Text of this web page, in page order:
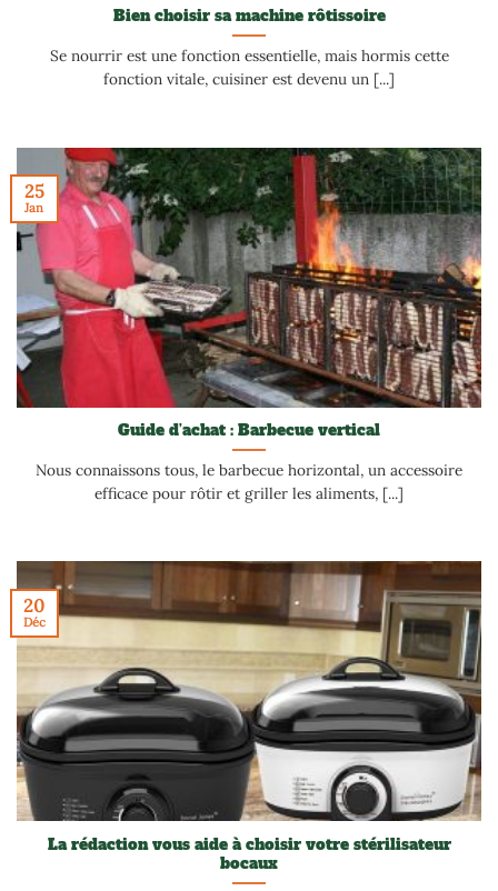
Bien choisir sa machine rôtissoire
Se nourrir est une fonction essentielle, mais hormis cette
fonction vitale, cuisiner est devenu un [...]
Guide d’achat : Barbecue vertical
Nous connaissons tous, le barbecue horizontal, un accessoire
efficace pour rôtir et griller les aliments, [...]
25
Jan
La rédaction vous aide à choisir votre stérilisateur
bocaux
20
Déc